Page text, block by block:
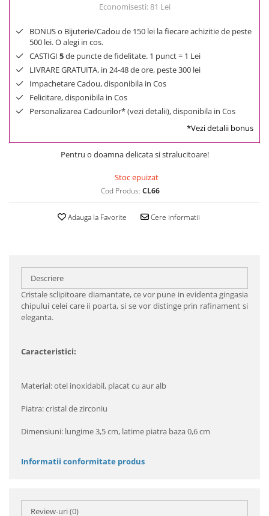
Economisesti:81 Lei
BONUS o Bijuterie/Cadou de 150 lei la fiecare achizitie de peste
500 lei. O alegi in cos.
CASTIGI 5de puncte de fidelitate. 1 punct = 1 Lei
LIVRARE GRATUITA, in 24-48 de ore, peste 300 lei
Impachetare Cadou, disponibila in Cos
Felicitare, disponibila in Cos
Personalizarea Cadourilor* (vezi detalii), disponibila in Cos
*Vezi detalii bonus
Pentru o doamna delicata si stralucitoare!
Stoc epuizat
Cod Produs: CL66
Adauga la Favorite Cere informatii
Descriere
Cristale sclipitoare diamantate, ce vor pune in evidenta gingasia
chipului celei care ii poarta, si se vor distinge prin rafinament si
eleganta.
Caracteristici:
Material: otel inoxidabil, placat cu aur alb
Piatra: cristal de zirconiu
Dimensiuni: lungime 3,5 cm, latime piatra baza 0,6 cm
Informatii conformitate produs
Review-uri(0)